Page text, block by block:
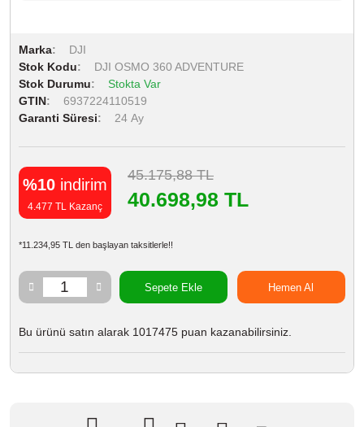
Marka
DJI
Stok Kodu
DJI OSMO 360 ADVENTURE
Stok Durumu
Stokta Var
GTIN
6937224110519
Garanti Süresi
24 Ay
%10 indirim
4.477 TL Kazanç
45.175,88 TL
40.698,98 TL
*11.234,95 TL den başlayan taksitlerle!!
Sepete Ekle Hemen Al
Bu ürünü satın alarak 1017475 puan kazanabilirsiniz.